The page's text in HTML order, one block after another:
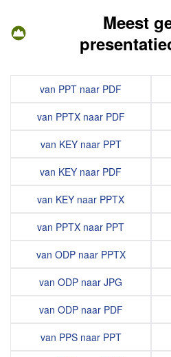
Meest
van PPT naar PDF
van PPTX naar PDF
van KEY naar PPT
van KEY naar PDF
van KEY naar PPTX
van PPTX naar PPT
van ODP naar PPTX
van ODP naar JPG
van ODP naar PDF
van PPS naar PPT